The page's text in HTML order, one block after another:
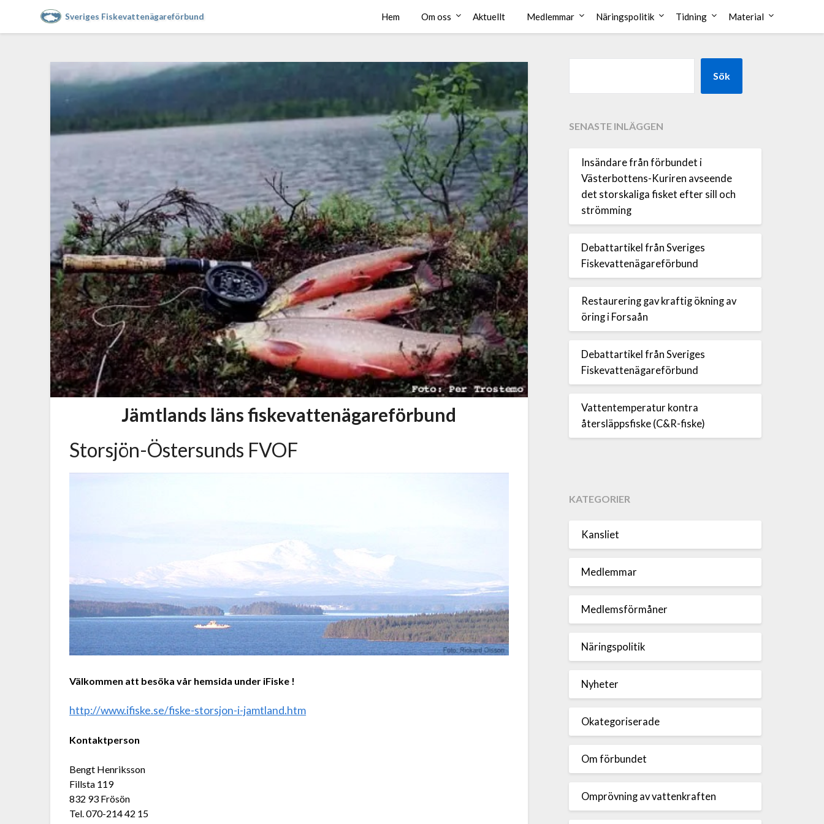
Sveriges Fiskevattenägareförbund Hem Om oss Aktuellt Medlemmar Näringspolitik Tidning Material
Jämtlands läns fiskevattenägareförbund
Storsjön-Östersunds FVOF
Välkommen att besöka vår hemsida under iFiske !
http://www.ifiske.se/fiske-storsjon-i-jamtland.htm
Kontaktperson
Bengt Henriksson
Fillsta 119
832 93 Frösön
Tel. 070-214 42 15
Sök
SENASTE INLÄGGEN
Insändare från förbundet i
Västerbottens-Kuriren avseende
det storskaliga fisket efter sill och
strömming
Debattartikel från Sveriges
Fiskevattenägareförbund
Restaurering gav kraftig ökning av
öring i Forsaån
Debattartikel från Sveriges
Fiskevattenägareförbund
Vattentemperatur kontra
återsläppsfiske (C&R-fiske)
KATEGORIER
Kansliet
Medlemmar
Medlemsförmåner
Näringspolitik
Nyheter
Okategoriserade
Om förbundet
Omprövning av vattenkraften